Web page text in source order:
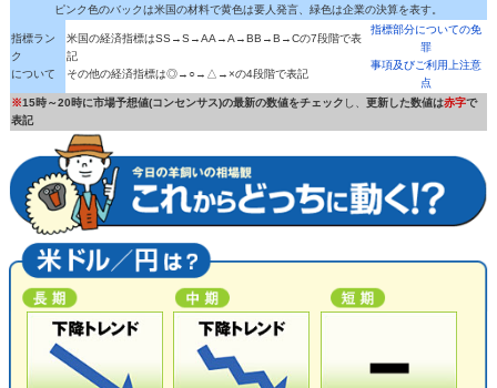
ピンク色のバックは米国の材料で黄色は要人発言、緑色は企業の決算を表す。
指標ラン
ク
について
米国の経済指標はSS→S→AA→A→BB→B→Cの7段階で表
記
その他の経済指標は◎→○→△→×の4段階で表記
指標部分についての免
罪
事項及びご利用上注意
点
※15時～20時に市場予想値(コンセンサス)の最新の数値をチェック し、 更新した数値は赤字で
表記